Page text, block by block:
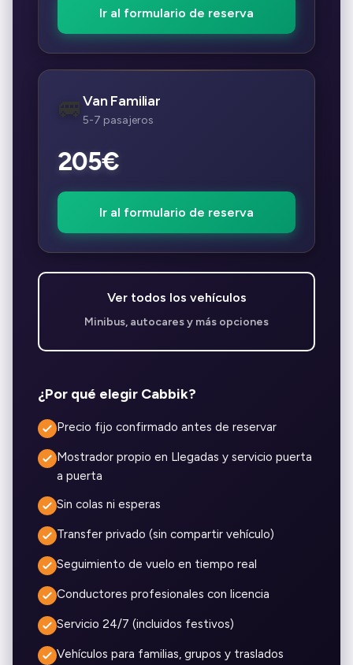
Ir al formulario de reserva
🚐Van Familiar
5-7 pasajeros
205€
Ir al formulario de reserva
Ver todos los vehículos
Minibus, autocares y más opciones
¿Por qué elegir Cabbik?
Precio fijo confirmado antes de reservar
Mostrador propio en Llegadas y servicio puerta
a puerta
Sin colas ni esperas
Transfer privado (sin compartir vehículo)
Seguimiento de vuelo en tiempo real
Conductores profesionales con licencia
Servicio 24/7 (incluidos festivos)
Vehículos para familias, grupos y traslados